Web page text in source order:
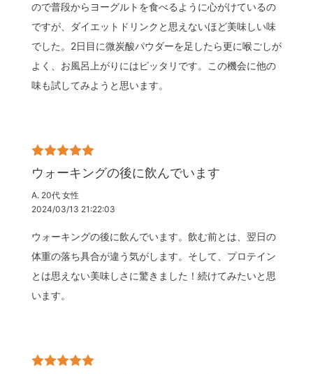
ので普段からヨーグルトを食べるように心がけているの
ですが、ダイエットドリンクと思えないほど美味しい味
でした。2日目に微炭酸パウダーを足したら更に喉ごしが
よく、お風呂上がりにはピッタリです。この機会に他の
味も試してみようと思います。
ウォーキングの後に飲んでいます
A. 20代 女性
2024/03/13 21:22:03
ウォーキングの後に飲んでいます。飲む前とは、翌日の
体重の落ち具合が違う気がします。そして、プロテイン
とは思えない美味しさに驚きました！続けてみたいと思
います。